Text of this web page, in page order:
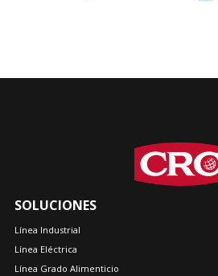
SOLUCIONES
Línea Industrial
Línea Eléctrica
Línea Grado Alimenticio